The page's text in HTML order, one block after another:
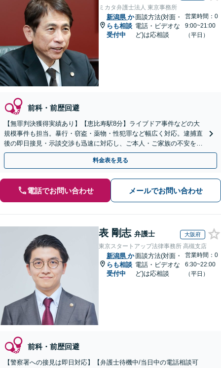
ミカタ弁護士法人 東京事務所
新潟県 か
らも相談
受付中
面談方法(対面・
電話・ビデオな
ど)は応相談
営業時間：0
9:00~21:00
（平日）
前科・前歴回避
【無罪判決獲得実績あり】【恵比寿駅8分】ライブドア事件などの大
規模事件も担当。暴行・窃盗・薬物・性犯罪など幅広く対応。逮捕直
後の即日接見・示談交渉も迅速に対応し、ご本人・ご家族の不安を最
小限に抑えます。【初回相談可能】【WEB面談可能】
料金表を見る
電話でお問い合わせ メールでお問い合わせ
表 剛志 弁護士 大阪府
東京スタートアップ法律事務所 高槻支店
新潟県 か
らも相談
受付中
面談方法(対面・
電話・ビデオな
ど)は応相談
営業時間：0
6:30~22:00
（平日）
前科・前歴回避
【警察署への接見は即日対応】【弁護士待機中/当日中の電話相談可